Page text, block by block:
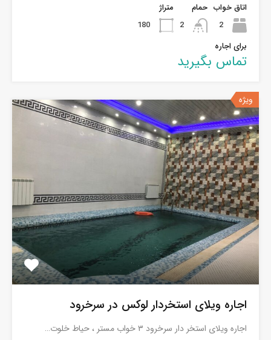
اتاق خواب
2
حمام
2
متراژ
180
برای اجاره
تماس بگیرید
ویژه
اجاره ویلای استخردار لوکس در سرخرود
اجاره ویلای استخر دار سرخرود ٣ خواب مستر ، حياط خلوت…